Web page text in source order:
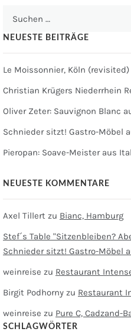
NEUESTE BEITRÄGE
Le Moissonnier, Köln (revisited)
Christian Krügers Niederrhein
Oliver Zeter: Sauvignon Blanc
Schnieder sitzt! Gastro-Möbel
Pieropan: Soave-Meister aus
NEUESTE KOMMENTARE
Axel Tillert zu Bianc, Hamburg
Stef´s Table "Sitzenbleiben?
Schnieder sitzt! Gastro-Möbel
weinreise zu Restaurant
Birgit Podhorny zu Restaurant
weinreise zu Pure C, Cadzand-
SCHLAGWÖRTER